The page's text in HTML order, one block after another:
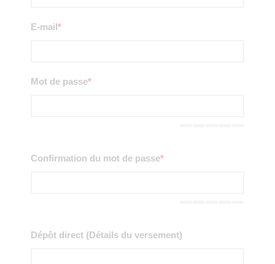
E-mail*
Mot de passe*
Confirmation du mot de passe*
Dépôt direct (Détails du versement)